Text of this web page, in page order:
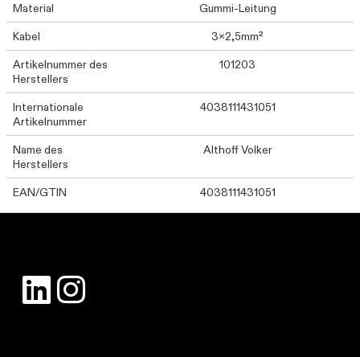
Material
Gummi-Leitung
Kabel
3x2,5mm²
Artikelnummer des
Herstellers
101203
Internationale
Artikelnummer
4038111431051
Name des
Herstellers
Althoff Volker
EAN/GTIN 4038111431051